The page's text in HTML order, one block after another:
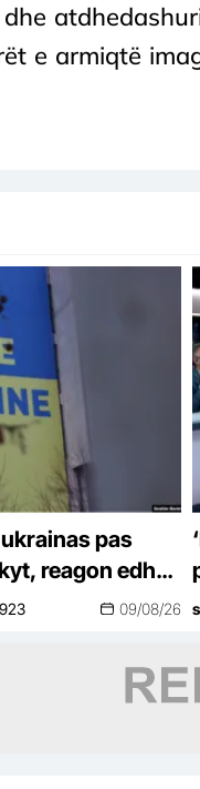
e armiqtë
pas
reagon edhe
09/08/26